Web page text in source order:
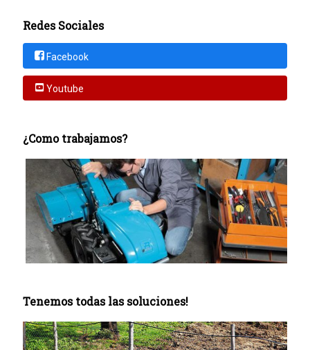
Redes Sociales
Facebook
Youtube
¿Como trabajamos?
Tenemos todas las soluciones!